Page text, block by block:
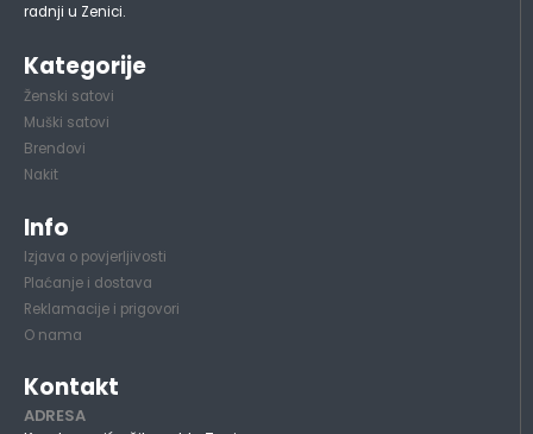
radnji u Zenici.
Kategorije
Ženski satovi
Muški satovi
Brendovi
Nakit
Info
Izjava o povjerljivosti
Plaćanje i dostava
Reklamacije i prigovori
O nama
Kontakt
ADRESA